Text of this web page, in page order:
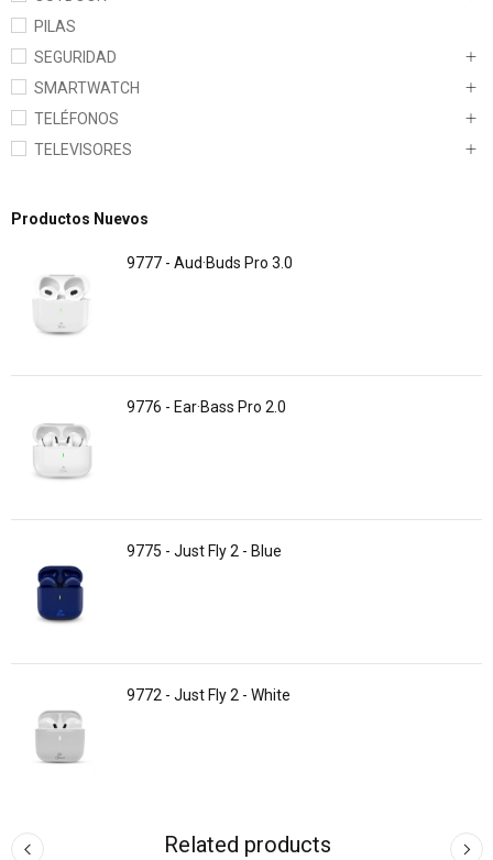
PILAS
SEGURIDAD
SMARTWATCH
TELÉFONOS
TELEVISORES
Productos Nuevos
9777 - Aud·Buds Pro 3.0
9776 - Ear·Bass Pro 2.0
9775 - Just Fly 2 - Blue
9772 - Just Fly 2 - White
Related products